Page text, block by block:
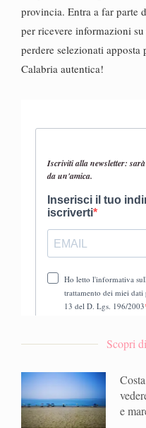
provincia. Entra a far parte
per ricevere informazioni
perdere selezionati apposta
Calabria autentica!
Scopri
e